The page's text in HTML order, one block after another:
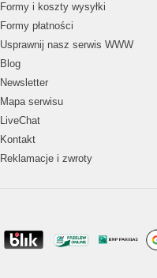
Formy i koszty wysyłki
Formy płatności
Usprawnij nasz serwis WWW
Blog
Newsletter
Mapa serwisu
LiveChat
Kontakt
Reklamacje i zwroty